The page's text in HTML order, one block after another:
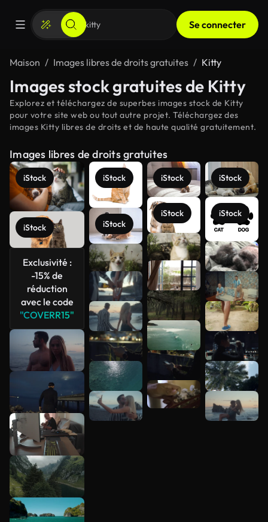
Se connecter
Maison Images libres de droits gratuites Kitty
Images stock gratuites de Kitty
Explorez et téléchargez de superbes images stock de Kitty
pour votre site web ou tout autre projet. Téléchargez des
images Kitty libres de droits et de haute qualité gratuitement.
Images libres de droits gratuites
iStock
iStock
Exclusivité :
-15% de
réduction
avec le code
"COVERR15"
iStock
iStock
iStock
iStock
iStock
iStock
Voir plus